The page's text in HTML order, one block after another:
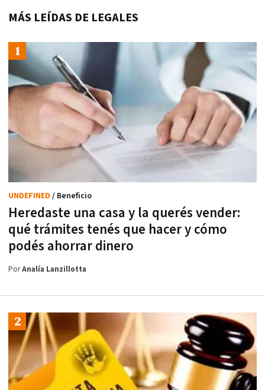
MÁS LEÍDAS DE LEGALES
Heredaste una casa y la querés vender:
qué trámites tenés que hacer y cómo
podés ahorrar dinero
UNDEFINED / Beneficio
PorAnalía Lanzillotta